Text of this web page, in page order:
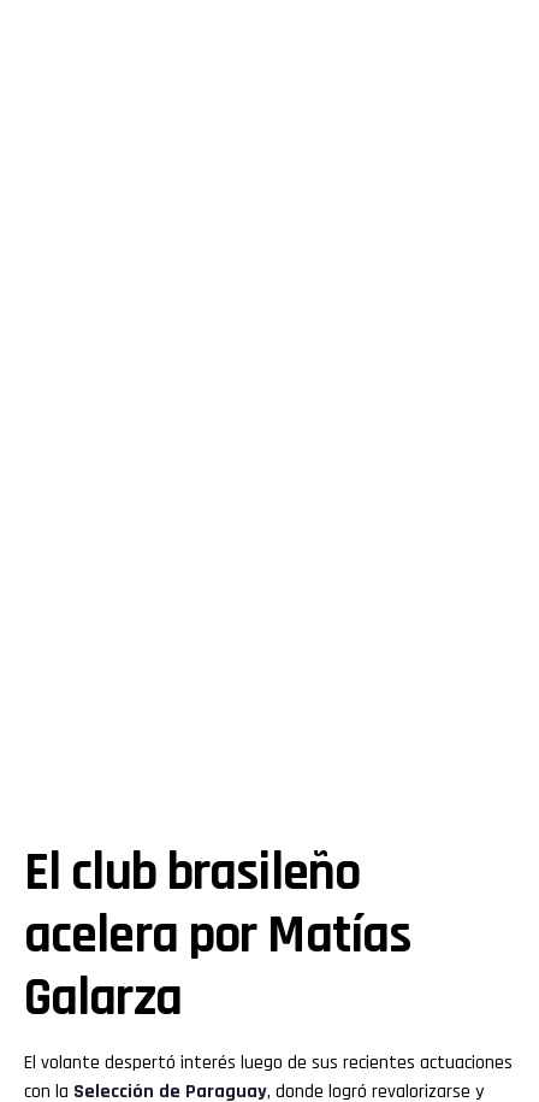
El club brasileño
acelera por Matías
Galarza
El volante despertó interés luego de sus recientes actuaciones
con la Selección de Paraguay, donde logró revalorizarse y